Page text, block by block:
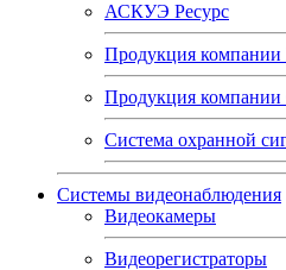
АСКУЭ Ресурс
Продукция
Продукция
Система охранной
Системы видеонаблюдения
Видеокамеры
Видеорегистраторы